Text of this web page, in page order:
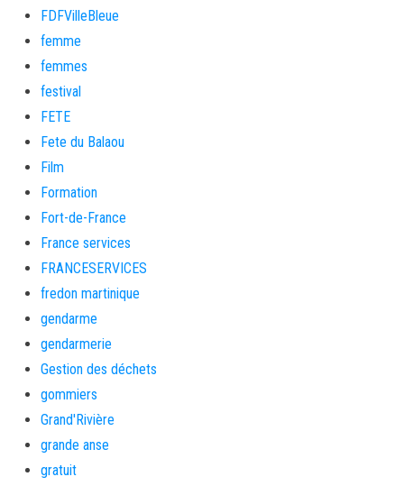
FDFVilleBleue
femme
femmes
festival
FETE
Fete du Balaou
Film
Formation
Fort-de-France
France services
FRANCESERVICES
fredon martinique
gendarme
gendarmerie
Gestion des déchets
gommiers
Grand'Rivière
grande anse
gratuit